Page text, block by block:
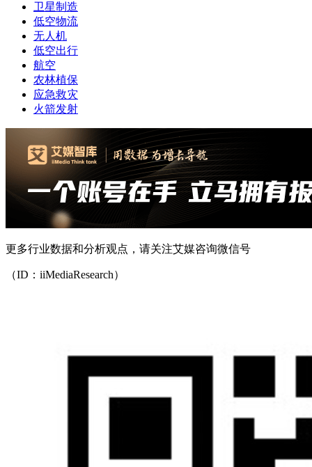
卫星制造
低空物流
无人机
低空出行
航空
农林植保
应急救灾
火箭发射
更多行业数据和分析观点，请关注艾媒咨询微信号
（ID：iiMediaResearch）